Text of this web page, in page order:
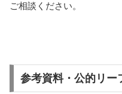
ご相談ください。
参考資料・公的リー